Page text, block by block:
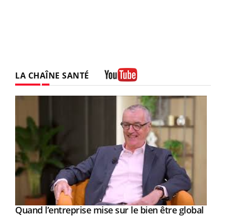
LA CHAÎNE SANTÉ
Youtube
Quand l’entreprise mise sur le bien être global